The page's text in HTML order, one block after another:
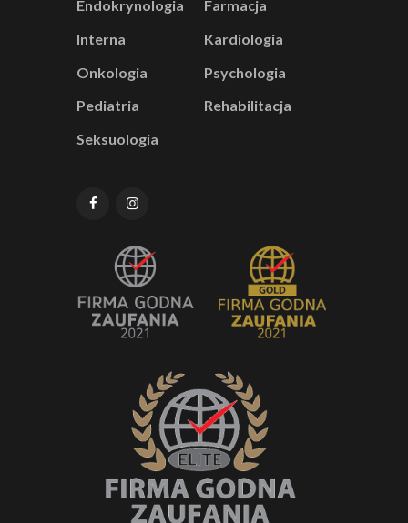
Endokrynologia
Farmacja
Interna
Kardiologia
Onkologia
Psychologia
Pediatria
Rehabilitacja
Seksuologia